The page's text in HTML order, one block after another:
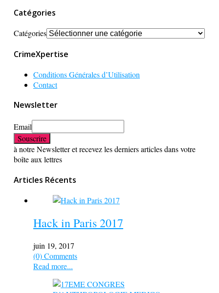
Catégories
Catégories
CrimeXpertise
Conditions Générales d’Utilisation
Contact
Newsletter
Email
à notre Newsletter et recevez les derniers articles dans votre
boîte aux lettres
Articles Récents
Hack in Paris 2017
juin 19, 2017
(0) Comments
Read more...